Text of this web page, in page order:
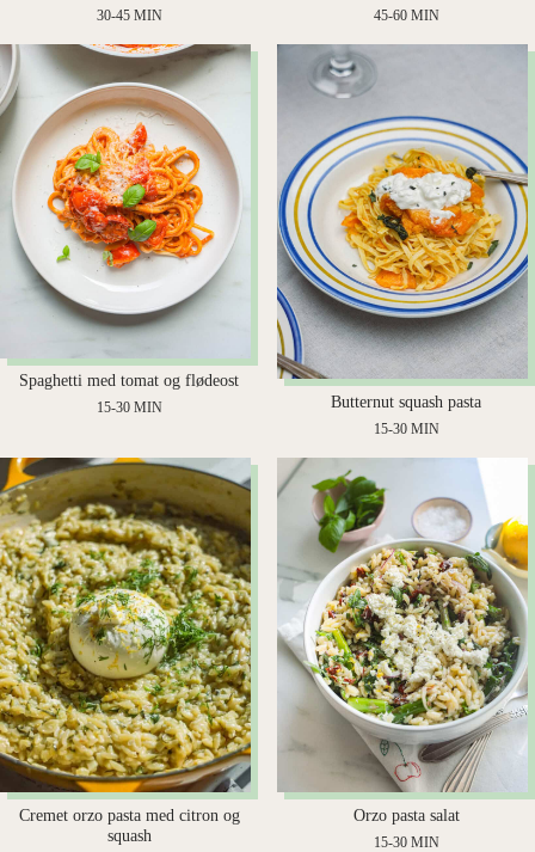
30-45 MIN 45-60 MIN
Spaghetti med tomat og flødeost
15-30 MIN Butternut squash pasta
15-30 MIN
Cremet orzo pasta med citron og
squash
Orzo pasta salat
15-30 MIN